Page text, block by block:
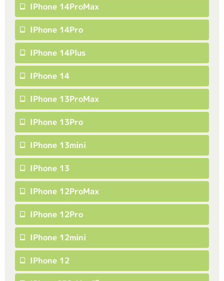
IPhone 14ProMax
IPhone 14Pro
IPhone 14Plus
IPhone 14
IPhone 13ProMax
IPhone 13Pro
IPhone 13mini
IPhone 13
IPhone 12ProMax
IPhone 12Pro
IPhone 12mini
IPhone 12